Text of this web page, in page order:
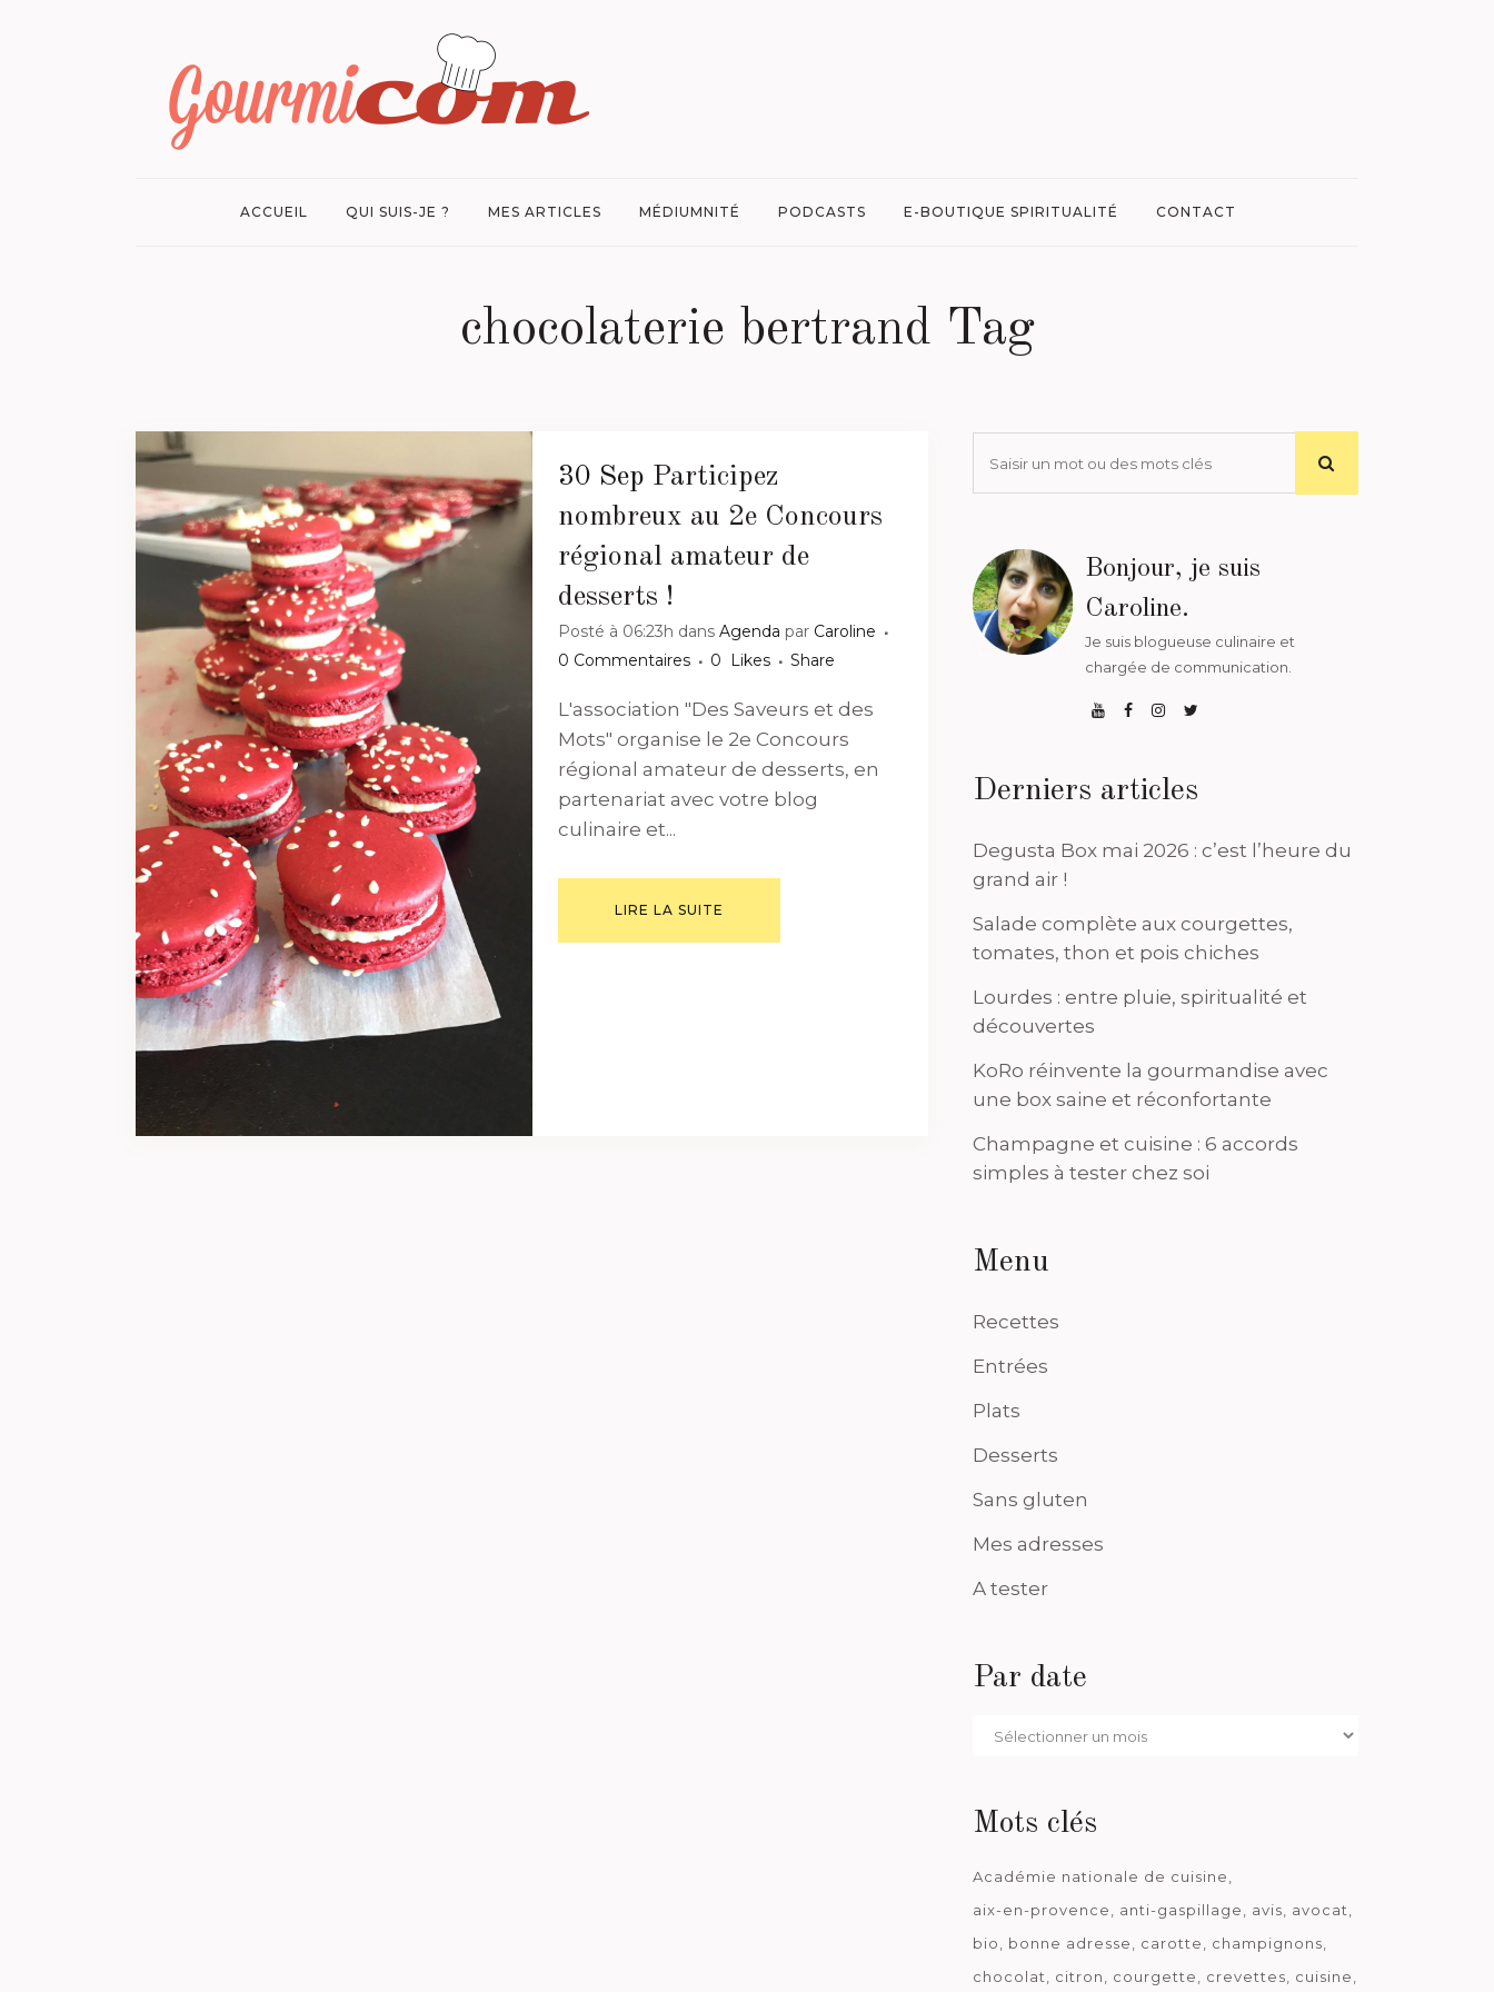
ACCUEIL QUI SUIS-JE ? MES ARTICLES MÉDIUMNITÉ PODCASTS E-BOUTIQUE SPIRITUALITÉ CONTACT
chocolaterie bertrand Tag
30 Sep Participez
nombreux au 2e Concours
régional amateur de
desserts !
Posté à 06:23h dans Agenda par Caroline
0 Commentaires
0 Likes Share
L'association "Des Saveurs et des
Mots" organise le 2e Concours
régional amateur de desserts, en
partenariat avec votre blog
culinaire et...
LIRE LA SUITE
Bonjour, je suis
Caroline.
Je suis blogueuse culinaire et
chargée de communication.
Derniers articles
Degusta Box mai 2026 : c’est l’heure du
grand air !
Salade complète aux courgettes,
tomates, thon et pois chiches
Lourdes : entre pluie, spiritualité et
découvertes
KoRo réinvente la gourmandise avec
une box saine et réconfortante
Champagne et cuisine : 6 accords
simples à tester chez soi
Menu
Recettes
Entrées
Plats
Desserts
Sans gluten
Mes adresses
A tester
Par date
Par
Mots clés
Académie nationale de cuisine
aix-en-provence
anti-gaspillage avis
avocat
bio
bonne adresse carotte
champignons
chocolat
citron courgette crevettes
cuisine